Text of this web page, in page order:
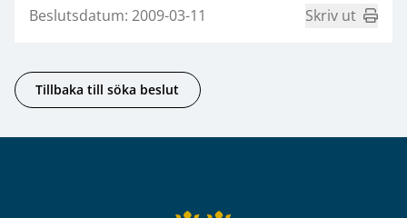
Beslutsdatum: 2009-03-11 Skriv ut
Tillbaka till söka beslut